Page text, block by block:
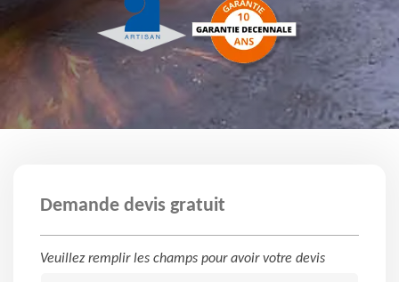
Demande devis gratuit
Veuillez remplir les champs pour avoir votre devis